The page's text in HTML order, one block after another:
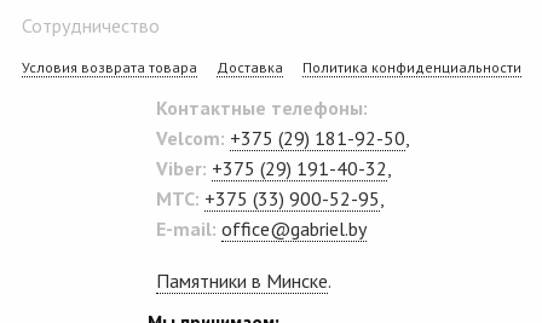
Сотрудничество
Условия возврата товара Доставка Политика конфиденциальности
Контактные телефоны:
Velcom: +375 (29) 181-92-50
Viber: +375 (29) 191-40-32
MTC: +375 (33) 900-52-95
E-mail: office@gabriel.by
Памятники в Минске.